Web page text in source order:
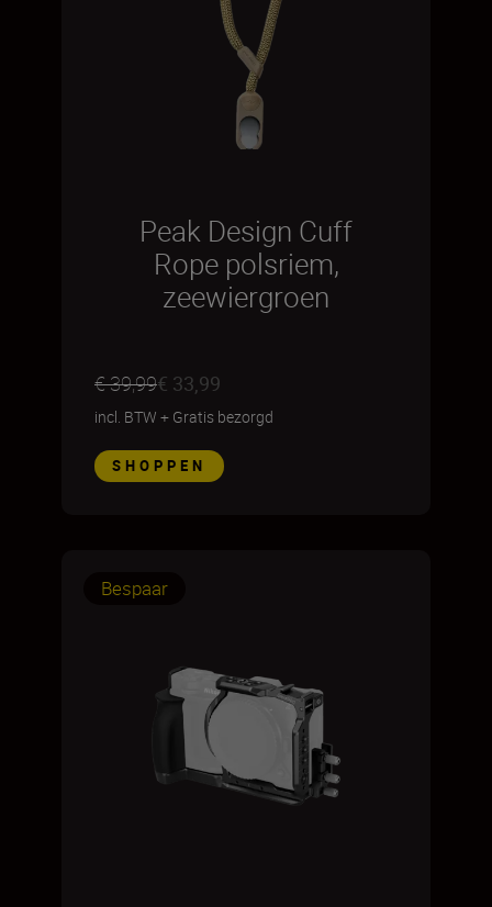
Peak Design Cuff
Rope polsriem,
zeewiergroen
€ 39,99€ 33,99
incl. BTW + Gratis bezorgd
SHOPPEN
Bespaar